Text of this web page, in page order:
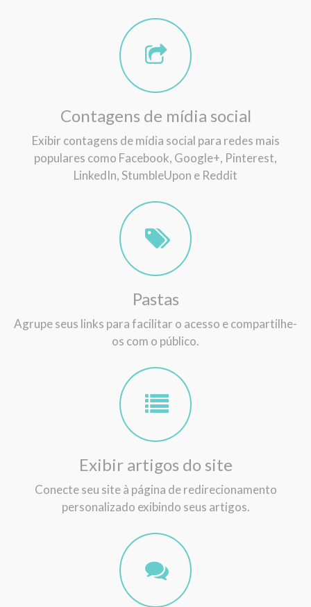
Contagens de mídia social
Exibir contagens de mídia social para redes mais
populares como Facebook, Google+, Pinterest,
LinkedIn, StumbleUpon e Reddit
Pastas
Agrupe seus links para facilitar o acesso e compartilhe-
os com o público.
Exibir artigos do site
Conecte seu site à página de redirecionamento
personalizado exibindo seus artigos.